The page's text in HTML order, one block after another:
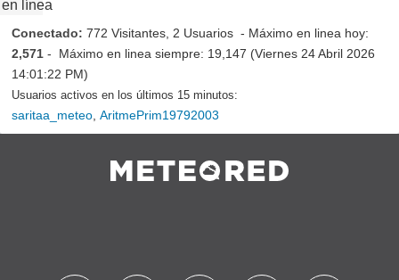
en línea
Conectado: 772 Visitantes, 2 Usuarios - Máximo en linea hoy:
2,571 - Máximo en linea siempre: 19,147 (Viernes 24 Abril 2026
14:01:22 PM)
Usuarios activos en los últimos 15 minutos:
saritaa_meteo AritmePrim19792003